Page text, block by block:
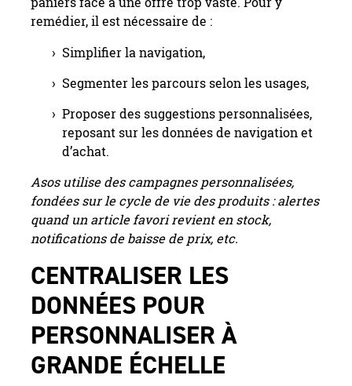
remédier, il est nécessaire de :
Simplifier la navigation,
Segmenter les parcours selon les usages,
Proposer des suggestions personnalisées,
reposant sur les données de navigation et
d’achat.
Asos utilise des campagnes personnalisées,
fondées sur le cycle de vie des produits : alertes
quand un article favori revient en stock,
notifications de baisse de prix, etc.
CENTRALISER LES
DONNÉES POUR
PERSONNALISER À
GRANDE ÉCHELLE